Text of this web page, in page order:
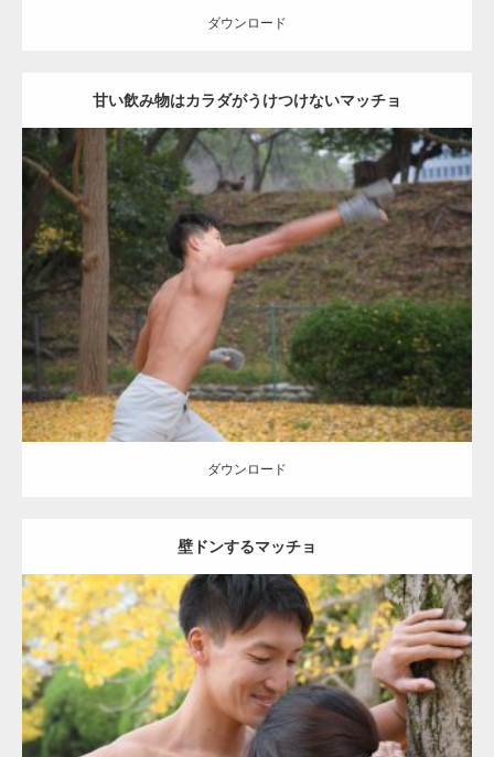
ダウンロード
甘い飲み物はカラダがうけつけないマッチョ
Update:2021.07.8
Category: 公園のマッチョ その他 AKIHITO(細マッチョ) 背中
ダウンロード
ダウンロード
壁ドンするマッチョ
Update: 2021.07.8
Category:公園のマッチョ その他 AKIHITO(細マッチョ) 大胸筋 肩 腹
筋